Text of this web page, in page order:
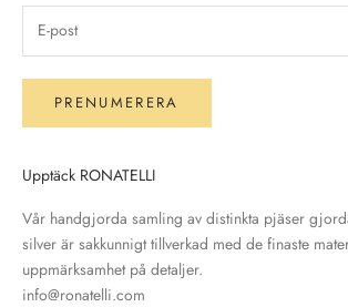
PRENUMERERA
Upptäck RONATELLI
Vår handgjorda samling av distinkta pjäser
silver är sakkunnigt tillverkad med de finaste
uppmärksamhet på detaljer.
info@ronatelli.com